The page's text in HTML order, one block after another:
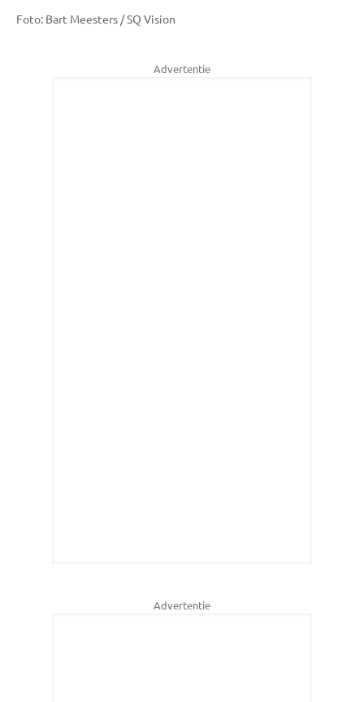
Foto: Bart Meesters / SQ Vision
Advertentie
Advertentie